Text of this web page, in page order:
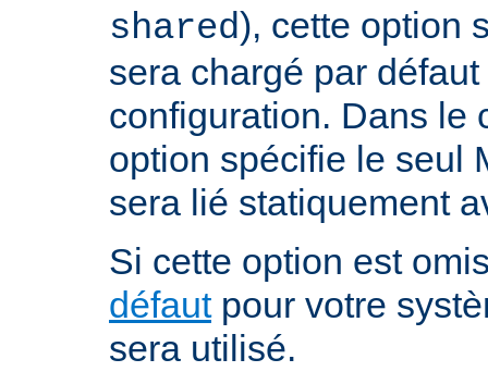
shared), cette option
sera chargé par
configuration. Dans le
option spécifie le seul
sera lié statiquement
Si cette option est
défautpour votre
sera utilisé.